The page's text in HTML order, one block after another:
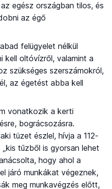
egész országban tilos, és
az égő
felügyelet nélkül
kell oltóvízről, valamint a
szükséges szerszámokról,
az égetést abba kell
vonatkozik a kerti
bográcsozásra.
tüzet észlel, hívja a 112-
tűzből is gyorsan lehet
hogy ahol a
járó munkákat végeznek,
meg munkavégzés előtt,